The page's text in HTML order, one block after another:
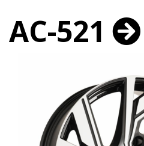
AC-521